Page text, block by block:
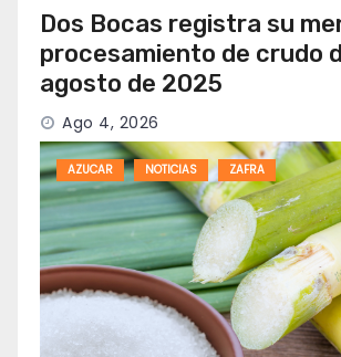
Dos Bocas registra su
procesamiento de crudo
agosto de 2025
Ago 4, 2026
AZUCAR NOTICIAS ZAFRA